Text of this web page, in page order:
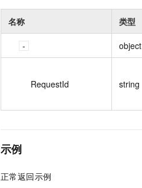
名称 类型
object
RequestId string
示例
正常返回示例